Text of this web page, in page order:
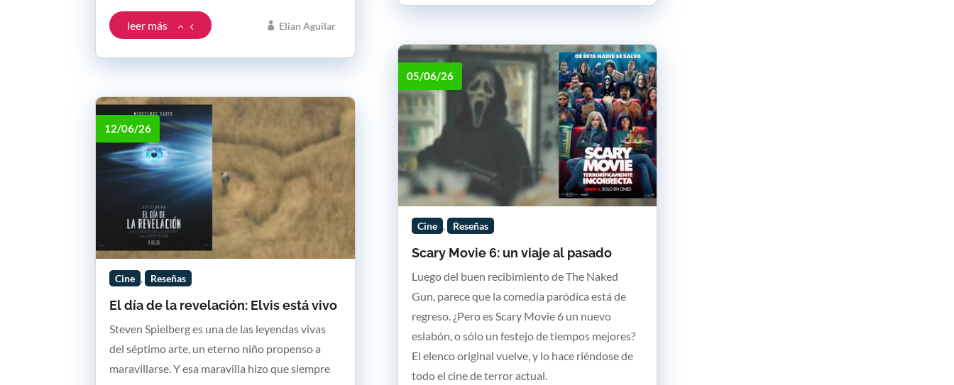
Elian Aguilar
leer más
El día de la revelación: Elvis está vivo
12/06/26
Cine , Reseñas
Steven Spielberg es una de las leyendas vivas
del séptimo arte, un eterno niño propenso a
maravillarse. Y esa maravilla hizo que siempre
Scary Movie 6: un viaje al pasado
05/06/26
Cine , Reseñas
Luego del buen recibimiento de The Naked
Gun, parece que la comedia paródica está de
regreso. ¿Pero es Scary Movie 6 un nuevo
eslabón, o sólo un festejo de tiempos mejores?
El elenco original vuelve, y lo hace riéndose de
todo el cine de terror actual.